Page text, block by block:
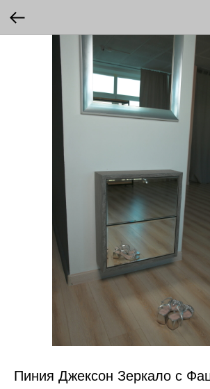
Пиния Джексон Зеркало с